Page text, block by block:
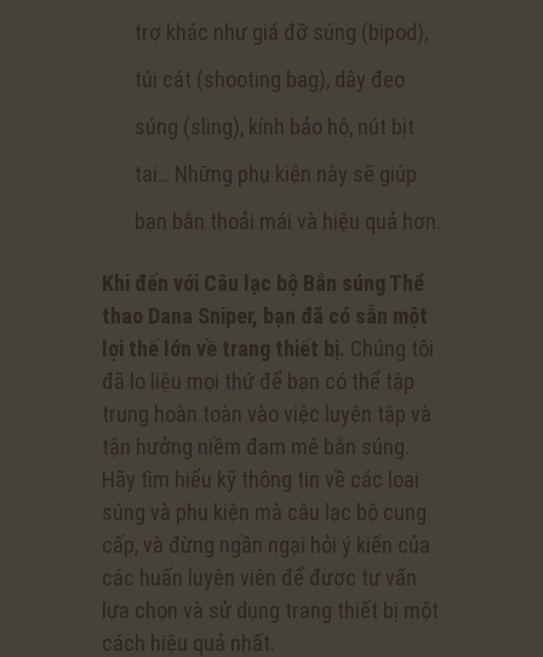
trợ khác như giá đỡ súng (bipod),
túi cát (shooting bag), dây đeo
súng (sling), kính bảo hộ, nút bịt
tai… Những phụ kiện này sẽ giúp
bạn bắn thoải mái và hiệu quả hơn.
Khi đến với Câu lạc bộ Bắn súng Thể
thao Dana Sniper, bạn đã có sẵn một
lợi thế lớn về trang thiết bị. Chúng tôi
đã lo liệu mọi thứ để bạn có thể tập
trung hoàn toàn vào việc luyện tập và
tận hưởng niềm đam mê bắn súng.
Hãy tìm hiểu kỹ thông tin về các loại
súng và phụ kiện mà câu lạc bộ cung
cấp, và đừng ngần ngại hỏi ý kiến của
các huấn luyện viên để được tư vấn
lựa chọn và sử dụng trang thiết bị một
cách hiệu quả nhất.